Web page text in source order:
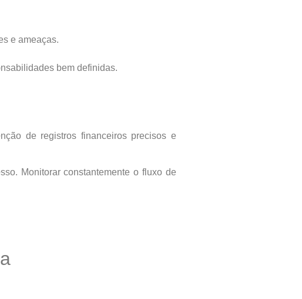
e ameaças.
bem definidas.
de registros financeiros precisos e
Monitorar constantemente o fluxo de